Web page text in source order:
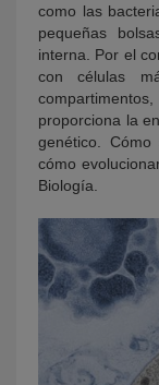
como las
pequeñas
interna. Por el
con células
proporciona la
genético.
cómo
Biología.